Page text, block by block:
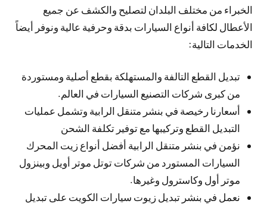
الخبراء من مختلف البلدان لتصليح والكشف عن جميع
الأعطال لكافة أنواع السيارات بدقة وحرفية عالية ونوفر أيضاً
الخدمات التالية:
تبديل القطع التالفة والمستهلكة بقطع أصلية ومستوردة
من كبرى شركات التصنيع السيارات في العالم.
أسعارنا رخيصة في بنشر متنقل الرابية وتشمل عمليات
التبديل القطع وتركيبها مع توفير تكلفة الشحن
نؤمن في بنشر متنقل الرابية أفضل أنواع زيت المحرك
السيارات المستورد من شركات توتل موتر أويل وبينزول
موتر أول وكاسترول وغيرها.
نعمل في بنشر تبديل زيوت سيارات الكويت على تبديل